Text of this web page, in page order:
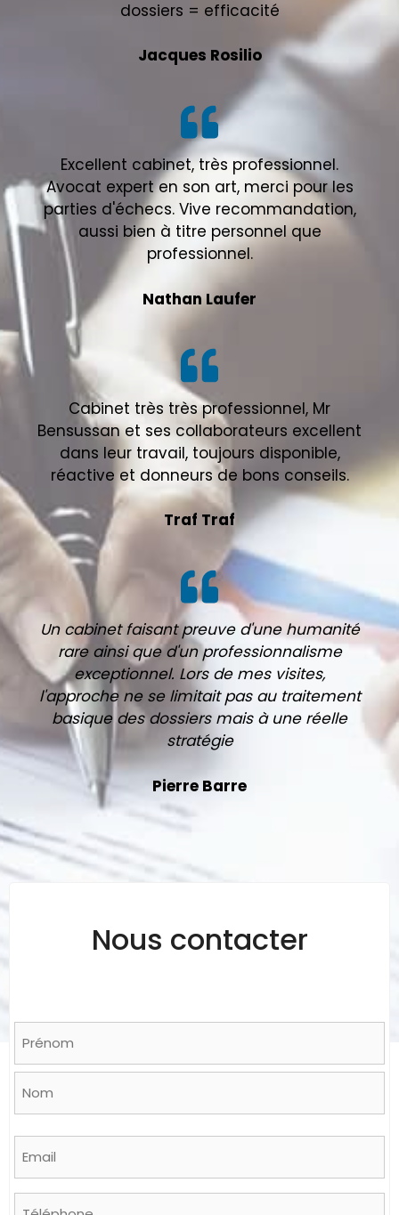
dossiers = efficacité
Jacques Rosilio
Excellent cabinet, très professionnel.
Avocat expert en son art, merci pour les
parties d'échecs. Vive recommandation,
aussi bien à titre personnel que
professionnel.
Nathan Laufer
Cabinet très très professionnel, Mr
Bensussan et ses collaborateurs excellent
dans leur travail, toujours disponible,
réactive et donneurs de bons conseils.
Traf Traf
Un cabinet faisant preuve d'une humanité
rare ainsi que d'un professionnalisme
exceptionnel. Lors de mes visites,
l'approche ne se limitait pas au traitement
basique des dossiers mais à une réelle
stratégie
Pierre Barre
Nous contacter
Prénom